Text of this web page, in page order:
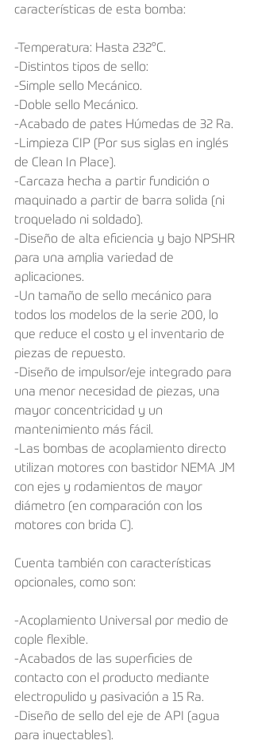
características de esta bomba:
-Temperatura: Hasta 232°C.
-Distintos tipos de sello:
-Simple sello Mecánico.
-Doble sello Mecánico.
-Acabado de pates Húmedas de 32 Ra.
-Limpieza CIP (Por sus siglas en inglés
de Clean In Place).
-Carcaza hecha a partir fundición o
maquinado a partir de barra solida (ni
troquelado ni soldado).
-Diseño de alta eﬁciencia y bajo NPSHR
para una amplia variedad de
aplicaciones.
-Un tamaño de sello mecánico para
todos los modelos de la serie 200, lo
que reduce el costo y el inventario de
piezas de repuesto.
-Diseño de impulsor/eje integrado para
una menor necesidad de piezas, una
mayor concentricidad y un
mantenimiento más fácil.
-Las bombas de acoplamiento directo
utilizan motores con bastidor NEMA JM
con ejes y rodamientos de mayor
diámetro (en comparación con los
motores con brida C).
Cuenta también con características
opcionales, como son:
-Acoplamiento Universal por medio de
cople ﬂexible.
-Acabados de las superﬁcies de
contacto con el producto mediante
electropulido y pasivación a 15 Ra.
-Diseño de sello del eje de API (agua
para inyectables).